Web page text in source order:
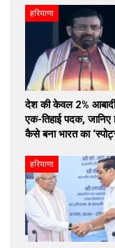
हरियाणा
देश की केवल 2%
एक-तिहाई पदक, जानिए
कैसे बना भारत का
हरियाणा